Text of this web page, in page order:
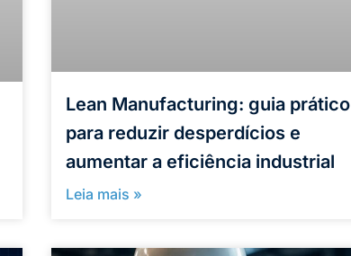
Lean Manufacturing: guia prático
para reduzir desperdícios e
aumentar a eficiência industrial
Leia mais »